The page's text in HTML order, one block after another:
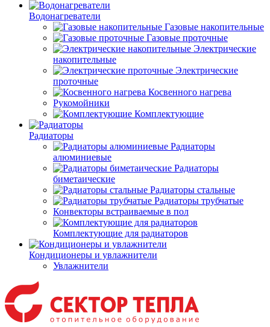
Водонагреватели
Газовые накопительные
Газовые проточные
Электрические
накопительные
Электрические
проточные
Косвенного нагрева
Рукомойники
Комплектующие
Радиаторы
Радиаторы
алюминиевые
Радиаторы
биметаические
Радиаторы стальные
Радиаторы трубчатые
Конвекторы встраиваемые в пол
Комплектующие для радиаторов
Кондиционеры и увлажнители
Увлажнители